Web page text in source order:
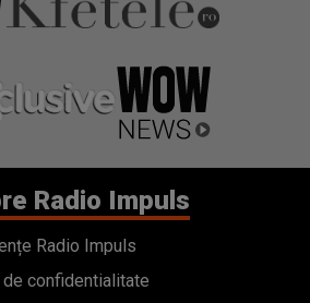
Radio Impuls
Radio Impuls
confidentialitate